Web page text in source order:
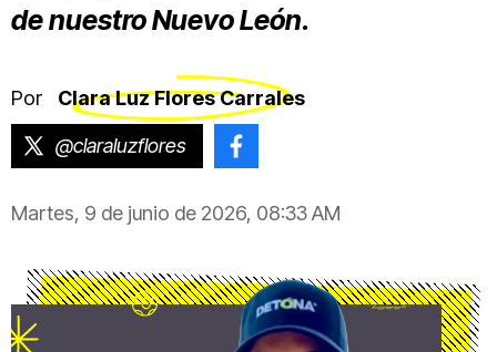
de nuestro Nuevo León.
Por Clara Luz Flores Carrales
@claraluzflores
Martes, 9 de junio de 2026, 08:33 AM